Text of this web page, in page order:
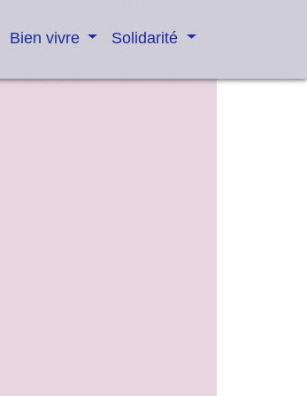
Bien vivre Solidarité